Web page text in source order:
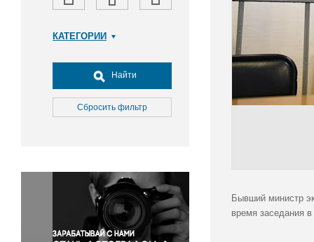
КАТЕГОРИИ
Досуг, туризм и отдых
Культура
Медицина
Окружающая среда
Политика
Правосудие
Происшествия и конфликты
Найти
Сбросить фильтр
Бывший министр
время заседания